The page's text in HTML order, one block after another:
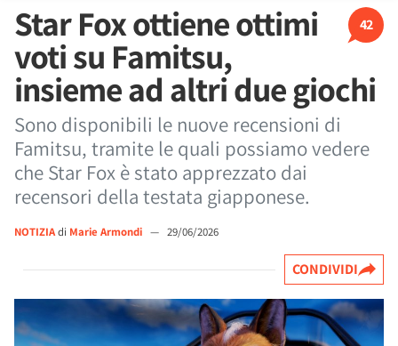
42
Star Fox ottiene ottimi
voti su Famitsu,
insieme ad altri due giochi
Sono disponibili le nuove recensioni di
Famitsu, tramite le quali possiamo vedere
che Star Fox è stato apprezzato dai
recensori della testata giapponese.
NOTIZIAdi Marie Armondi — 29/06/2026
CONDIVIDI